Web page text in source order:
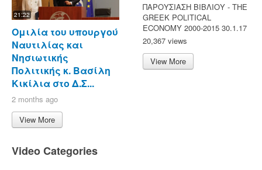
21:22
Ομιλία του υπουργού
Ναυτιλίας και
Νησιωτικής
Πολιτικής κ. Βασίλη
Κικίλια στο Δ.Σ...
2 months ago
View More
Video Categories
ΠΑΡΟΥΣΙΑΣΗ ΒΙΒΛΙΟΥ - ΤΗΕ
GREEK POLITICAL
ECONOMY 2000-2015 30.1.17
20,367 views
View More